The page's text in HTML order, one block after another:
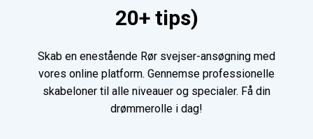
20+ tips)
Skab en enestående Rør svejser-ansøgning med
vores online platform. Gennemse professionelle
skabeloner til alle niveauer og specialer. Få din
drømmerolle i dag!